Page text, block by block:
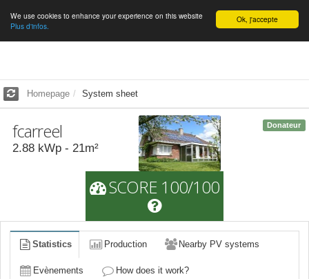
English Ok, j'accepte
We use cookies to enhance your experience on this website
Plus d'infos.
Homepage System sheet
fcarreel
2.88 kWp - 21m²
Donateur
SCORE 100/100
Statistics Production Nearby PV systems
Evènements How does it work?